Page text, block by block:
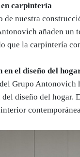
carpintería
de nuestra
añaden un
que la carpintería
en el diseño del
Grupo Antonovich
diseño del hogar.